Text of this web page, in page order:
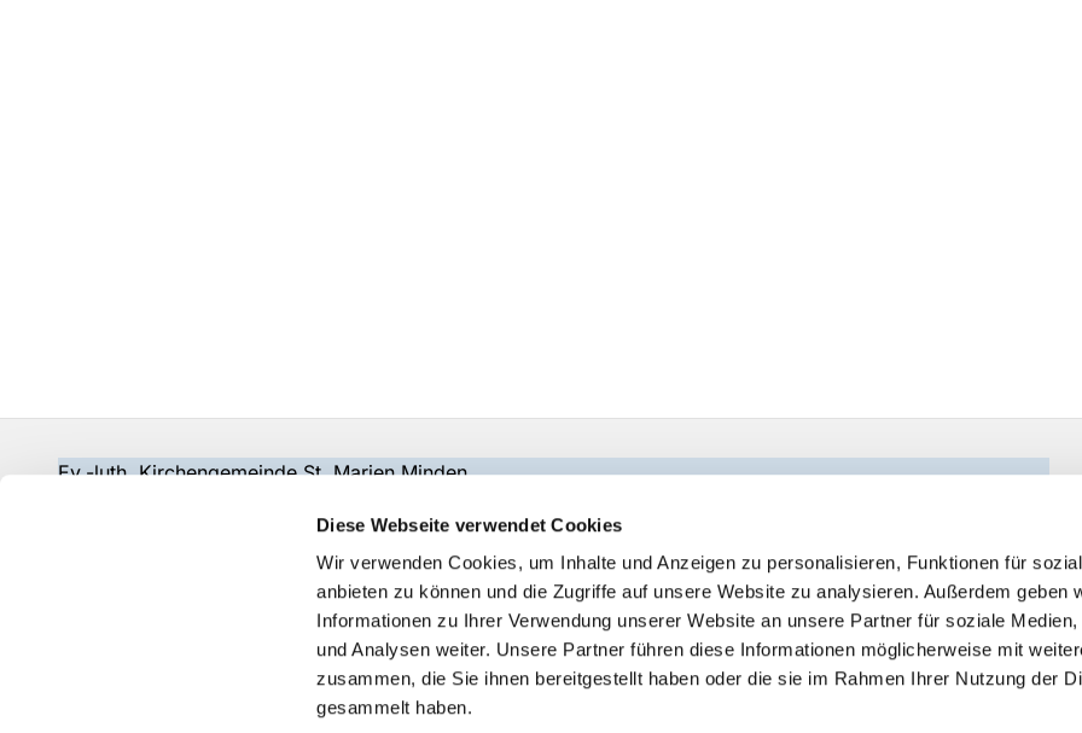
Diese Webseite verwendet Cookies
Wir verwenden Cookies, um Inhalte und Anzeigen zu personalisieren, Funktionen für
anbieten zu können und die Zugriffe auf unsere Website zu analysieren. Außerdem geben
Informationen zu Ihrer Verwendung unserer Website an unsere Partner für soziale Medien,
und Analysen weiter. Unsere Partner führen diese Informationen möglicherweise mit
zusammen, die Sie ihnen bereitgestellt haben oder die sie im Rahmen Ihrer Nutzung der
gesammelt haben.
Ev.-luth. Kirchengemeinde St. Marien Minden